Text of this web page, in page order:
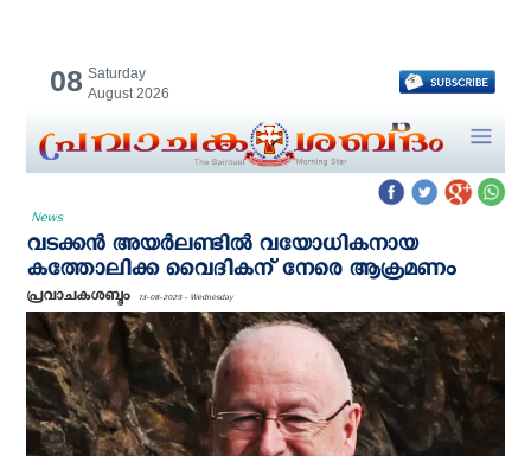
08 Saturday
August 2026
News
വടക്കൻ അയർലണ്ടില്‍ വയോധികനായ
കത്തോലിക്ക വൈദികന് നേരെ ആക്രമണം
പ്രവാചകശബ്ദം 13-08-2025 - Wednesday